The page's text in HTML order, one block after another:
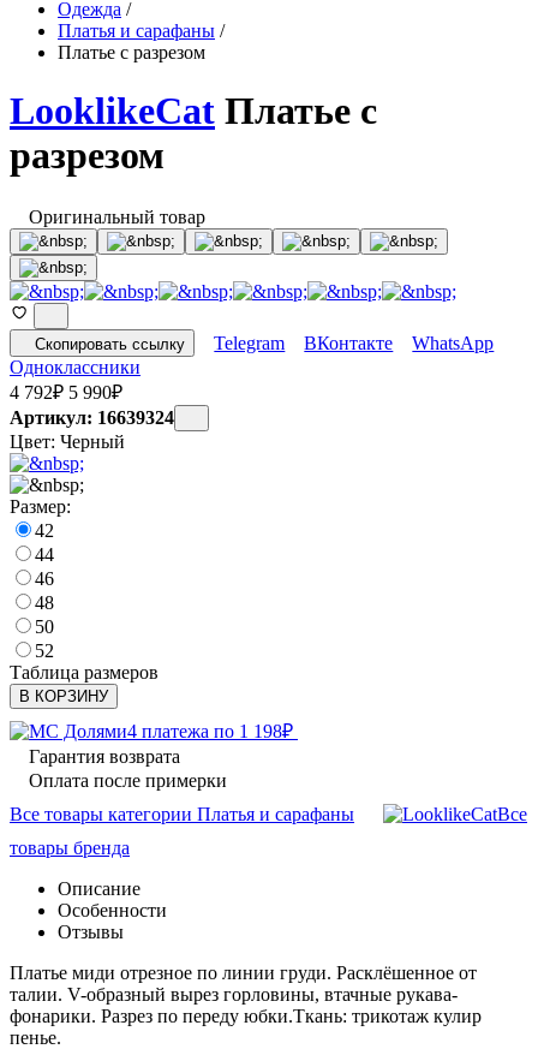
Одежда /
Платья и сарафаны /
Платье с разрезом
LooklikeCat Платье с
разрезом
Оригинальный товар
Скопировать ссылку Telegram ВКонтакте
WhatsApp
Одноклассники
4 792₽ 5 990₽
Артикул: 16639324
Цвет: Черный
Размер:
42
44
46
48
50
52
Таблица размеров
В КОРЗИНУ
4 платежа по 1 198₽
Гарантия возврата
Оплата после примерки
Все товары категории Платья и сарафаны
Все
товары бренда
Описание
Особенности
Отзывы
Платье миди отрезное по линии груди. Расклёшенное от
талии. V-образный вырез горловины, втачные рукава-
фонарики. Разрез по переду юбки.Ткань: трикотаж кулир
пенье.